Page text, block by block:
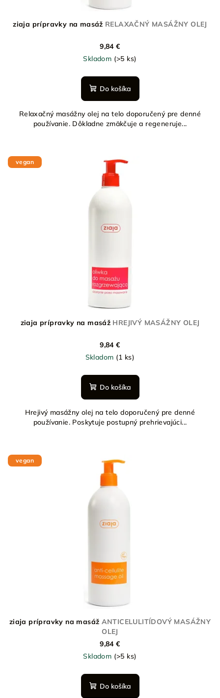
ziaja prípravky na masáž RELAXAČNÝ MASÁŽNY OLEJ
9,84 €
Skladom (>5 ks)
Do košíka
Relaxačný masážny olej na telo doporučený pre denné
používanie. Dôkladne zmäkčuje a regeneruje...
vegan
ziaja prípravky na masáž HREJIVÝ MASÁŽNY OLEJ
9,84 €
Skladom (1 ks)
Do košíka
Hrejivý masážny olej na telo doporučený pre denné
používanie. Poskytuje postupný prehrievajúci...
vegan
ziaja prípravky na masáž ANTICELULITÍDOVÝ MASÁŽNY
OLEJ
9,84 €
Skladom (>5 ks)
Do košíka